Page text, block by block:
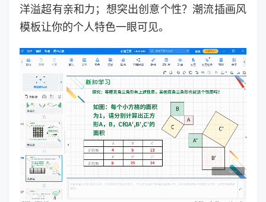
洋溢超有亲和力；想突出创意个性？潮流插画风
模板让你的个人特色一眼可见。